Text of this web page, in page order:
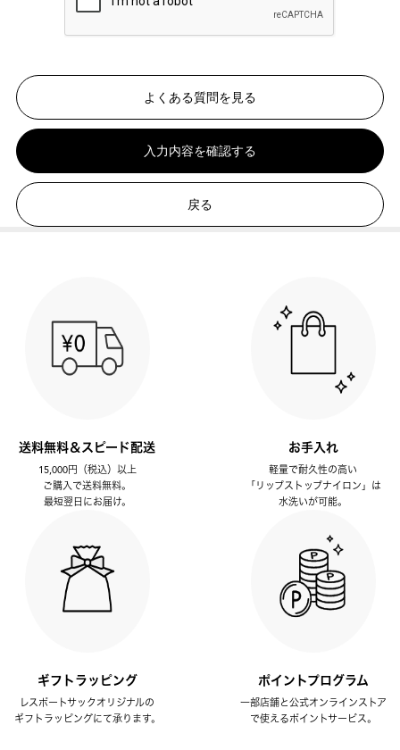
よくある質問を見る
入力内容を確認する
戻る
送料無料＆スピード配送
15,000円（税込）以上
ご購入で送料無料。
最短翌日にお届け。
お手入れ
軽量で耐久性の高い
「リップストップナイロン」は
水洗いが可能。
ギフトラッピング
レスポートサックオリジナルの
ギフトラッピングにて承ります。
ポイントプログラム
一部店舗と公式オンラインストア
で使えるポイントサービス。